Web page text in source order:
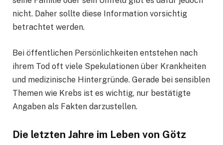
nicht. Daher sollte diese Information vorsichtig
betrachtet werden.
Bei öffentlichen Persönlichkeiten entstehen nach
ihrem Tod oft viele Spekulationen über Krankheiten
und medizinische Hintergründe. Gerade bei sensiblen
Themen wie Krebs ist es wichtig, nur bestätigte
Angaben als Fakten darzustellen.
Die letzten Jahre im Leben von Götz